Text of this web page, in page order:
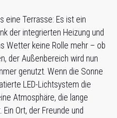
eine Terrasse: Es ist ein
der integrierten Heizung und
Wetter keine Rolle mehr – ob
der Außenbereich wird nun
genutzt. Wenn die Sonne
LED-Lichtsystem die
Atmosphäre, die lange
. Ein Ort, der Freunde und